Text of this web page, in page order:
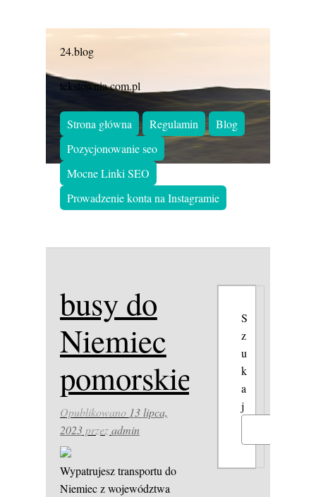
24.blog
tekstownia.com.pl
Strona główna Regulamin
Blog
Pozycjonowanie seo
Mocne Linki SEO
Prowadzenie konta na Instagramie
busy do
Niemiec
pomorskie
Opublikowano 13 lipca,
2023przezadmin
Wypatrujesz transportu do
Niemiec z województwa
S
z
u
k
a
j